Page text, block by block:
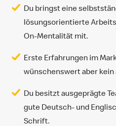
Du bringst eine
lösungsorientierte
On-Mentalität mit.
Erste Erfahrungen im
wünschenswert aber kein
Du besitzt ausgeprägte
gute Deutsch- und
Schrift.